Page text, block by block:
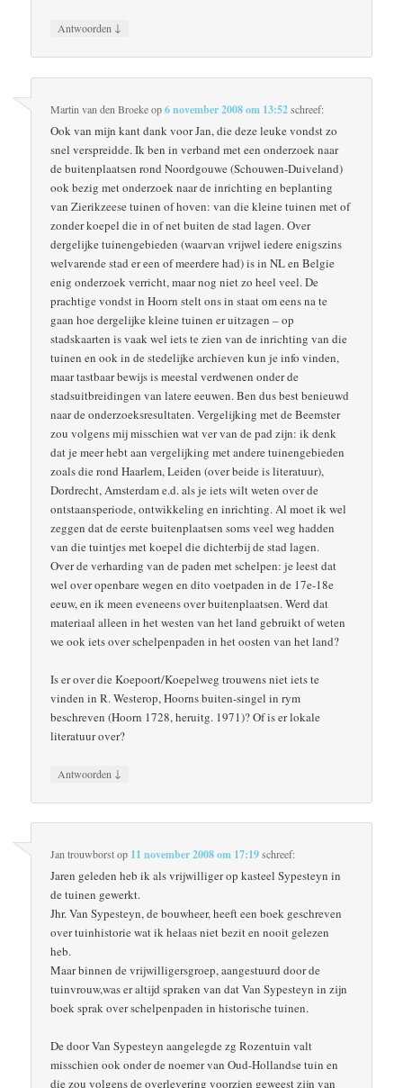
Antwoorden ↓
Martin van den Broekeop6 november 2008 om 13:52schreef:
Ook van mijn kant dank voor Jan, die deze leuke vondst zo
snel verspreidde. Ik ben in verband met een onderzoek naar
de buitenplaatsen rond Noordgouwe (Schouwen-Duiveland)
ook bezig met onderzoek naar de inrichting en beplanting
van Zierikzeese tuinen of hoven: van die kleine tuinen met of
zonder koepel die in of net buiten de stad lagen. Over
dergelijke tuinengebieden (waarvan vrijwel iedere enigszins
welvarende stad er een of meerdere had) is in NL en Belgie
enig onderzoek verricht, maar nog niet zo heel veel. De
prachtige vondst in Hoorn stelt ons in staat om eens na te
gaan hoe dergelijke kleine tuinen er uitzagen – op
stadskaarten is vaak wel iets te zien van de inrichting van die
tuinen en ook in de stedelijke archieven kun je info vinden,
maar tastbaar bewijs is meestal verdwenen onder de
stadsuitbreidingen van latere eeuwen. Ben dus best benieuwd
naar de onderzoeksresultaten. Vergelijking met de Beemster
zou volgens mij misschien wat ver van de pad zijn: ik denk
dat je meer hebt aan vergelijking met andere tuinengebieden
zoals die rond Haarlem, Leiden (over beide is literatuur),
Dordrecht, Amsterdam e.d. als je iets wilt weten over de
ontstaansperiode, ontwikkeling en inrichting. Al moet ik wel
zeggen dat de eerste buitenplaatsen soms veel weg hadden
van die tuintjes met koepel die dichterbij de stad lagen.
Over de verharding van de paden met schelpen: je leest dat
wel over openbare wegen en dito voetpaden in de 17e-18e
eeuw, en ik meen eveneens over buitenplaatsen. Werd dat
materiaal alleen in het westen van het land gebruikt of weten
we ook iets over schelpenpaden in het oosten van het land?
Is er over die Koepoort/Koepelweg trouwens niet iets te
vinden in R. Westerop, Hoorns buiten-singel in rym
beschreven (Hoorn 1728, heruitg. 1971)? Of is er lokale
literatuur over?
Antwoorden ↓
Jan trouwborstop 11 november 2008 om 17:19schreef:
Jaren geleden heb ik als vrijwilliger op kasteel Sypesteyn in
de tuinen gewerkt.
Jhr. Van Sypesteyn, de bouwheer, heeft een boek geschreven
over tuinhistorie wat ik helaas niet bezit en nooit gelezen
heb.
Maar binnen de vrijwilligersgroep, aangestuurd door de
tuinvrouw,was er altijd spraken van dat Van Sypesteyn in zijn
boek sprak over schelpenpaden in historische tuinen.
De door Van Sypesteyn aangelegde zg Rozentuin valt
misschien ook onder de noemer van Oud-Hollandse tuin en
die zou volgens de overlevering voorzien geweest zijn van